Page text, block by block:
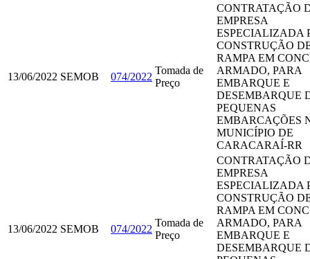
13/06/2022 SEMOB 074/2022
Tomada de
Preço
CONTRATAÇÃO
EMPRESA
ESPECIALIZADA
CONSTRUÇÃO
RAMPA EM
ARMADO, PARA
EMBARQUE E
DESEMBARQUE
PEQUENAS
EMBARCAÇÕES
MUNICÍPIO DE
CARACARAÍ-RR
13/06/2022 SEMOB 074/2022
Tomada de
Preço
CONTRATAÇÃO
EMPRESA
ESPECIALIZADA
CONSTRUÇÃO
RAMPA EM
ARMADO, PARA
EMBARQUE E
DESEMBARQUE